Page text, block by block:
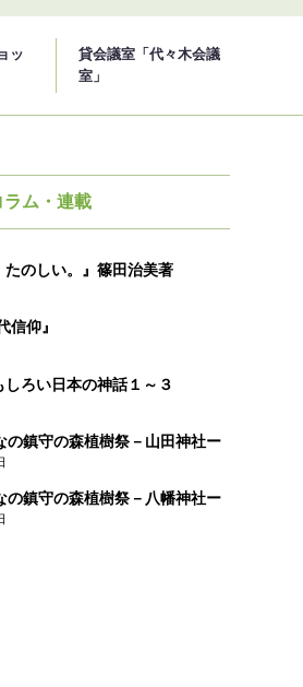
ッ
貸会議室「代々木会議
室」
ラム・連載
のしい。』篠田治美著
信仰』
しろい日本の神話１～３
の鎮守の森植樹祭－山田神社ー
の鎮守の森植樹祭－八幡神社ー